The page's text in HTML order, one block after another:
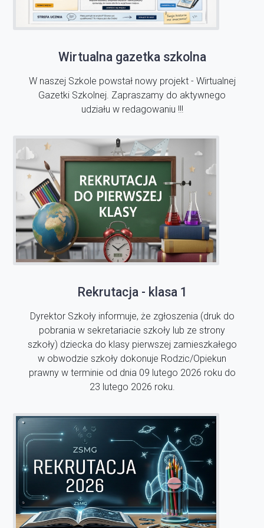
Wirtualna gazetka szkolna
W naszej Szkole powstał nowy projekt - Wirtualnej
Gazetki Szkolnej. Zapraszamy do aktywnego
udziału w redagowaniu !!!
Rekrutacja - klasa 1
Dyrektor Szkoły informuje, że zgłoszenia (druk do
pobrania w sekretariacie szkoły lub ze strony
szkoły) dziecka do klasy pierwszej zamieszkałego
w obwodzie szkoły dokonuje Rodzic/Opiekun
prawny w terminie od dnia 09 lutego 2026 roku do
23 lutego 2026 roku.